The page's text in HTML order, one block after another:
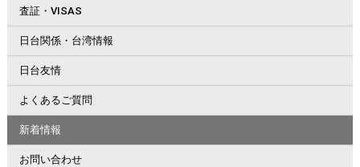
査証・VISAS
日台関係・台湾情報
日台友情
よくあるご質問
新着情報
お問い合わせ